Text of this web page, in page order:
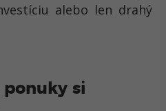
alebo len drahý
ponuky si